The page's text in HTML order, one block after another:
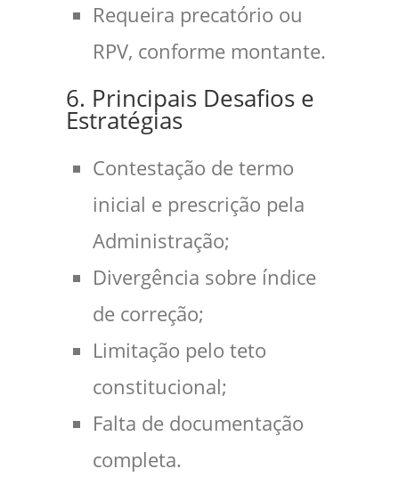
Requeira precatório ou
RPV, conforme montante.
6. Principais Desafios e
Estratégias
Contestação de termo
inicial e prescrição pela
Administração;
Divergência sobre índice
de correção;
Limitação pelo teto
constitucional;
Falta de documentação
completa.